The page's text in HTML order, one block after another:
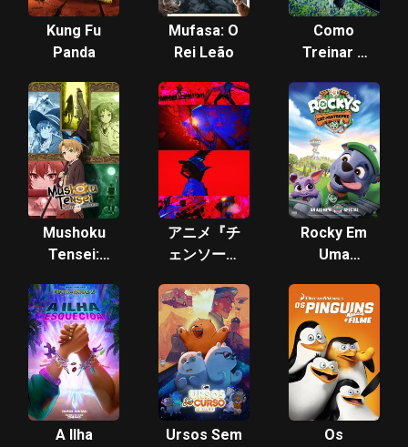
Kung Fu
Panda
Mufasa: O
Rei Leão
Como
Treinar o
Dragão
Mushoku
Tensei:
Ittara
Honki
Dasu
アニメ『チ
ェンソーマ
ゲーム OP
ムービー
Rocky Em
Uma
A Ilha
Ursos Sem
Os